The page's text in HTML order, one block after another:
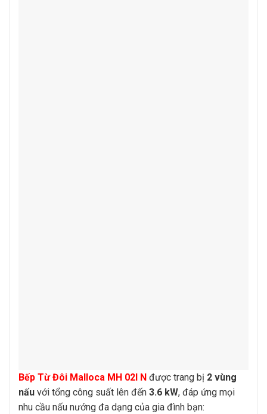
Bếp Từ Đôi Malloca MH 02I N được trang bị 2 vùng
nấu với tổng công suất lên đến 3.6 kW, đáp ứng mọi
nhu cầu nấu nướng đa dạng của gia đình bạn: